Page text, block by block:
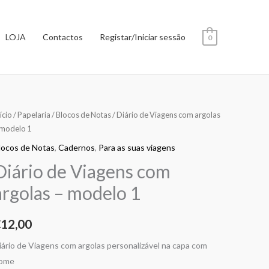
LOJA Contactos Registar/Iniciar sessão 0
/Papelaria/Blocos de Notas/ Diário de Viagens com argolas
1
de Notas,Cadernos, Para as suas viagens
de Viagens com
– modelo 1
12,00
de Viagens com argolas personalizável na capa com